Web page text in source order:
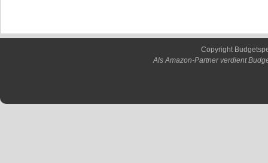
Copyright
Als Amazon-Partner verdient